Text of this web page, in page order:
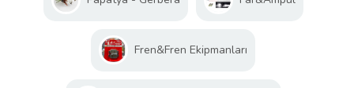
Fren&Fren Ekipmanları